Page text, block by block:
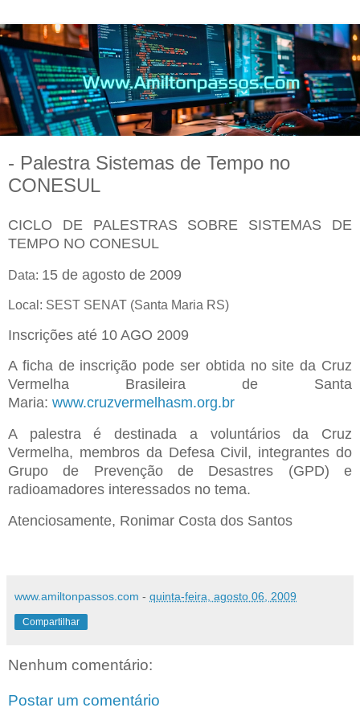
- Palestra Sistemas de Tempo no
CONESUL
CICLO DE PALESTRAS SOBRE SISTEMAS DE
TEMPO NO CONESUL
Data: 15 de agosto de 2009
Local: SEST SENAT (Santa Maria RS)
Inscrições até 10 AGO 2009
A ficha de inscrição pode ser obtida no site da Cruz
Vermelha Brasileira de Santa
Maria: www.cruzvermelhasm.org.br
A palestra é destinada a voluntários da Cruz
Vermelha, membros da Defesa Civil, integrantes do
Grupo de Prevenção de Desastres (GPD) e
radioamadores interessados no tema.
Atenciosamente, Ronimar Costa dos Santos
www.amiltonpassos.com - quinta-feira, agosto 06, 2009
Compartilhar
Nenhum comentário:
Postar um comentário